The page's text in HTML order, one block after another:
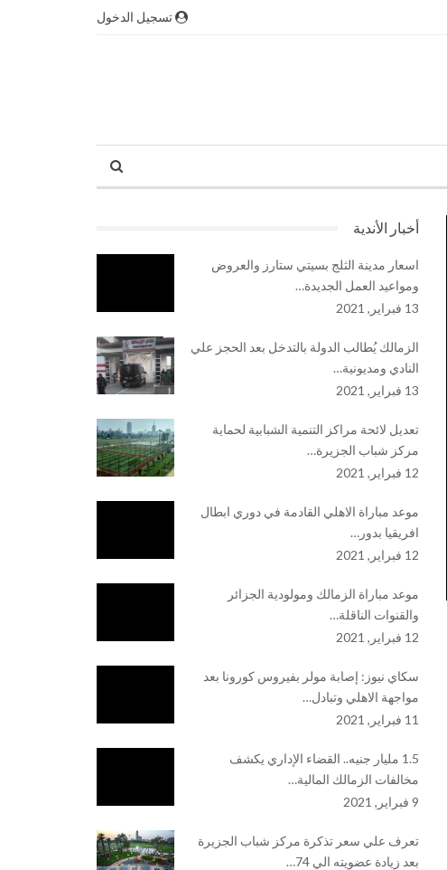
تسجيل الدخول
أخبار الأندية
اسعار مدينة الثلج بسيتي ستارز والعروض
ومواعيد العمل الجديدة…
13 فبراير, 2021
الزمالك يُطالب الدولة بالتدخل بعد الحجز علي
النادي ومديونية…
13 فبراير, 2021
تعديل لائحة مراكز التنمية الشبابية لحماية
مركز شباب الجزيرة…
12 فبراير, 2021
موعد مباراة الاهلي القادمة في دوري ابطال
افريقيا بدور…
12 فبراير, 2021
موعد مباراة الزمالك ومولودية الجزائر
والقنوات الناقلة…
12 فبراير, 2021
سكاي نيوز: إصابة مولر بفيروس كورونا بعد
مواجهة الاهلي وتبادل…
11 فبراير, 2021
1.5 مليار جنيه.. القضاء الإداري يكشف
مخالفات الزمالك المالية…
9 فبراير, 2021
تعرف علي سعر تذكرة مركز شباب الجزيرة
بعد زيادة عضويته الي 74…